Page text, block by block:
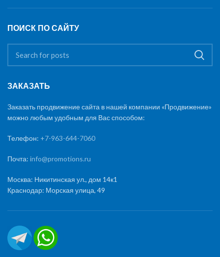
ПОИСК ПО САЙТУ
ЗАКАЗАТЬ
Заказать продвижение сайта в нашей компании «Продвижение»
можно любым удобным для Вас способом:
Телефон: +7-963-644-7060
Почта: info@promotions.ru
Москва: Никитинская ул., дом 14к1
Краснодар: Морская улица, 49